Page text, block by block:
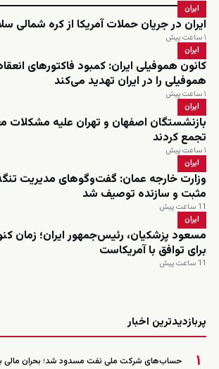
ایران
ایران در جریان حملات آمریکا از کره شمالی
۱ ساعت پیش
ایران
کانون هموفیلی ایران: کمبود فاکتورهای
هموفیلی را در ایران تهدید می‌کند
۱ ساعت پیش
ایران
بازنشستگان اصفهان و تهران علیه مشکلات
تجمع کردند
۱ ساعت پیش
ایران
وزارت خارجه عمان: گفت‌وگوهای مدیریت تنگه
مثبت و سازنده توصیف شد
11 ساعت پیش
ایران
مسعود پزشکیان، رئیس‌جمهور ایران؛ زمان
برای توافق با آمریکاست
11 ساعت پیش
پربازدیدترین اخبار
۱
حساب‌های شرکت ملی نفت مسدود شد؛ بحران